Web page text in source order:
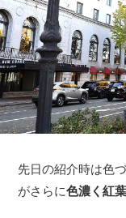
先日の紹介時は色
がさらに色濃く紅葉